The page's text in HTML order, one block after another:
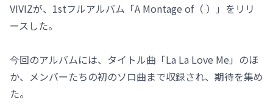
VIVIZが、1stフルアルバム「A Montage of（ ）」をリリ
ースした。
今回のアルバムには、タイトル曲「La La Love Me」のほ
か、メンバーたちの初のソロ曲まで収録され、期待を集め
た。